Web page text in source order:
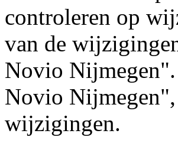
controleren op
van de
Novio
Novio Nijmegen",
wijzigingen.